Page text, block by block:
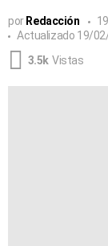
por Redacción
Actualizado 19/
3.5k Vistas